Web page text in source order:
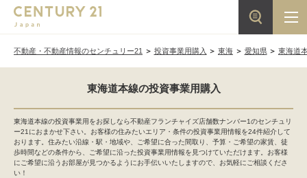
不動産・不動産情報のセンチュリー21 投資事業用購入 東海 愛知県 東海道
東海道本線の投資事業用購入
東海道本線の投資事業用をお探しなら不動産フランチャイズ店舗数ナンバー1のセンチュリ
ー21におまかせ下さい。お客様の住みたいエリア・条件の投資事業用情報を24件紹介して
おります。住みたい沿線・駅・地域や、ご希望に合った間取り、予算・ご希望の家賃、徒
歩時間などの条件から、ご希望に沿った投資事業用情報を見つけていただけます。お客様
にご希望に沿うお部屋が見つかるようにお手伝いいたしますので、お気軽にご相談くださ
い！